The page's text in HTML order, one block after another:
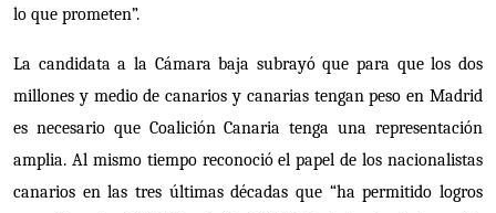
lo que prometen”.
La candidata a la Cámara baja subrayó que para que los dos
millones y medio de canarios y canarias tengan peso en Madrid
es necesario que Coalición Canaria tenga una representación
amplia. Al mismo tiempo reconoció el papel de los nacionalistas
canarios en las tres últimas décadas que “ha permitido logros